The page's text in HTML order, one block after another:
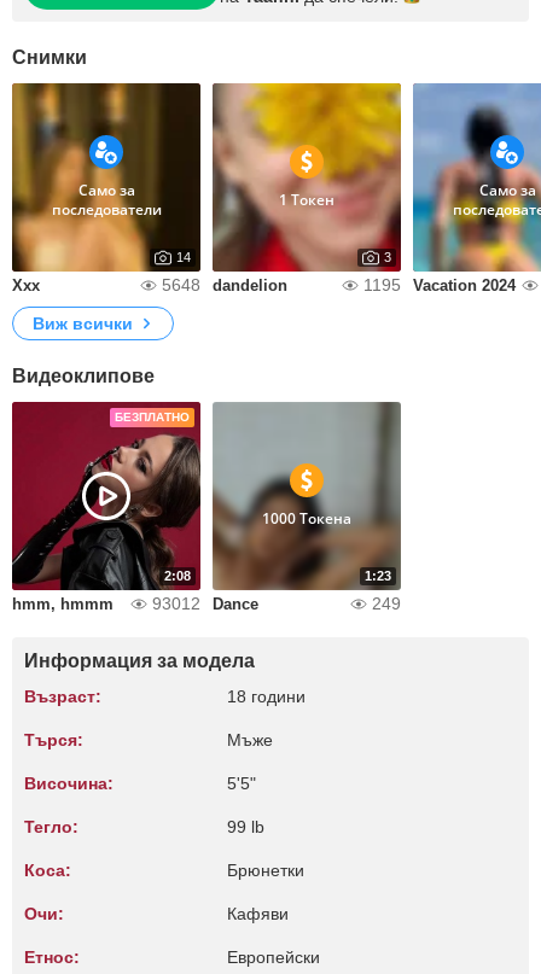
Снимки
Само за
последователи
14
Xxx 5648
1 Токен
3
dandelion 1195
Само за
Vacation 2024
Виж всички
Видеоклипове
БЕЗПЛАТНО
2:08
hmm, hmmm 93012
1:23
1000 Токена
Dance 249
Информация за модела
Възраст: 18 години
Търся: Мъже
Височина: 5'5"
Тегло: 99 lb
Коса: Брюнетки
Очи: Кафяви
Етнос: Европейски